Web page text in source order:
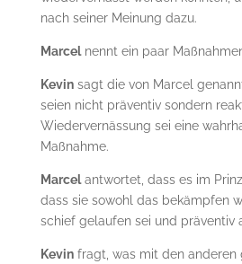
nach seiner Meinung dazu.
Marcelnennt ein paar
Kevinsagt die von Marcel
seien nicht präventiv sondern
Wiedervernässung sei eine
Maßnahme.
Marcelantwortet, dass es im
dass sie sowohl das bekämpfen
schief gelaufen sei und präventiv
Kevinfragt, was mit den anderen